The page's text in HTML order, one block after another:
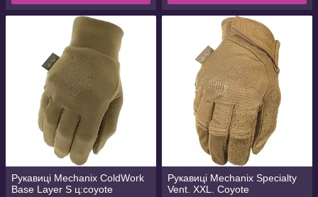
Рукавиці Mechanix ColdWork
Base Layer S ц:coyote
Рукавиці Mechanix Specialty
Vent. XXL. Coyote